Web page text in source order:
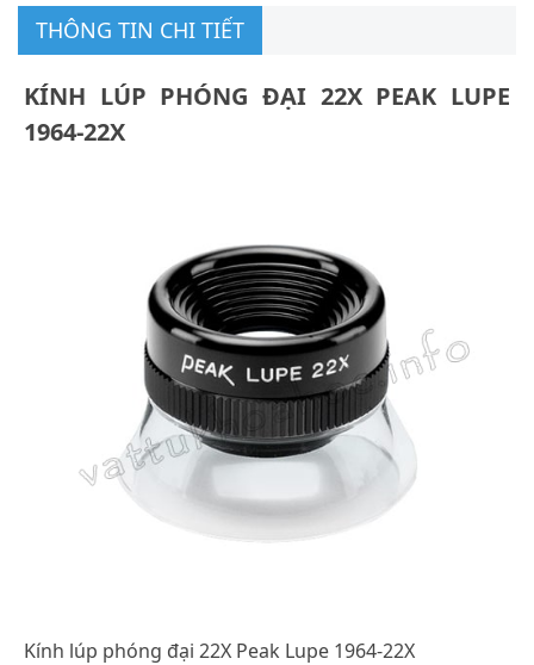
THÔNG TIN CHI TIẾT
KÍNH LÚP PHÓNG ĐẠI 22X PEAK LUPE
1964-22X
Kính lúp phóng đại 22X Peak Lupe 1964-22X